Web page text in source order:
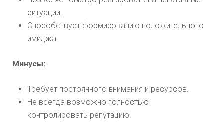
ситуации.
Способствует формированию положительного
имиджа.
Минусы:
Требует постоянного внимания и ресурсов.
Не всегда возможно полностью
контролировать репутацию.